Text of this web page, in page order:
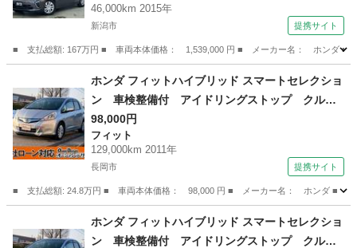
キー＆Ｐスタート／電動格納ミラー／ミラーウィ
ンカー／マット＆バイザー／ＨＩＤ／ （なし）
46,000km 2015年
新潟市 提携サイト
■ 支払総額: 167万円 ■ 車両本体価格： 1,539,000 円 ■ メーカー名： ホンダ ■
ステップワゴン
ホンダ フィットハイブリッド スマートセレクショ
ン 車検整備付 アイドリングストップ クルー
ズコントロール スマートキー キーレス ディ
スチャージドランプ 盗難防止装置 頸部衝撃緩
和ヘッドレスト （車検整備付）
98,000円
フィット
129,000km 2011年
長岡市 提携サイト
■ 支払総額: 24.8万円 ■ 車両本体価格： 98,000 円 ■ メーカー名： ホンダ ■ 車
フィット フィットハイブリッド
ホンダ フィットハイブリッド スマートセレクショ
ン 車検整備付 アイドリングストップ クルー